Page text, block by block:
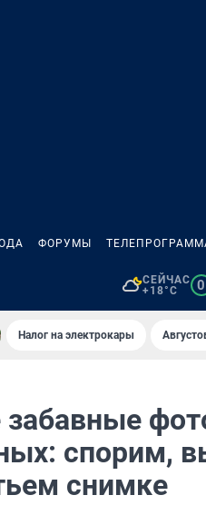
ФОРУМЫ
СЕЙЧАС
+18°C
0
Налог на электрокары
спорим,
снимке